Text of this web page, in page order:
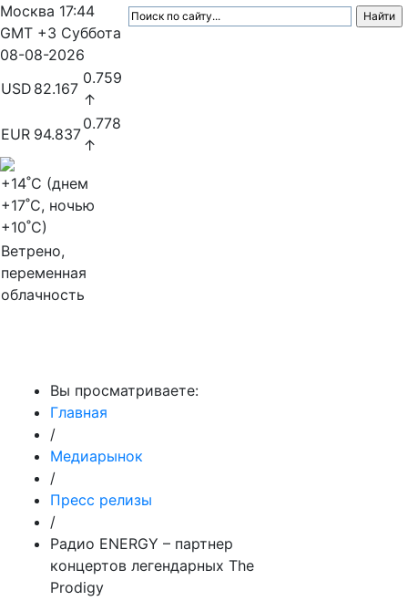
Москва 17:44
GMT +3 Суббота
08-08-2026
USD 82.167
0.759
↑
EUR 94.837
0.778
↑
+14˚C (днем
+17˚C, ночью
+10˚C)
Ветрено,
переменная
облачность
Вы просматриваете:
Главная
/
Медиарынок
/
Пресс релизы
/
Радио ENERGY – партнер
концертов легендарных The
Prodigy